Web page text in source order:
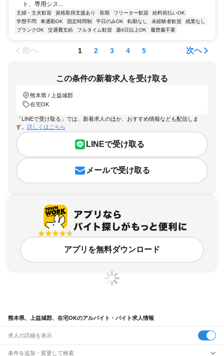
ト、専用シス...
主婦・主夫歓迎 資格取得支援あり 長期 フリーター歓迎
給料前払いOK
学歴不問
車通勤OK 固定時間制 平日のみOK 転勤なし 未経験者歓迎
残業なし
ブランクOK
交通費支給 フルタイム歓迎 週4日以上OK 履歴書不要
前へ 1 2 3 4 5 次へ
この条件の新着求人を受け取る
熊本県 / 上益城郡
在宅OK
「LINEで受け取る」では、新着求人のほか、おすすめ情報なども配信しま
す。 詳しくはこちら
LINEで受け取る
メールで受け取る
アプリを無料ダウンロード
熊本県、上益城郡、在宅OKのアルバイト・バイト求人情報
求人の詳細を表示
条件を追加・変更して検索